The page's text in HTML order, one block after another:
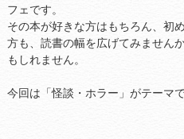
フェです。
その本が好きな方はもちろん、初
方も、読書の幅を広げてみません
もしれません。
今回は「怪談・ホラー」がテーマで